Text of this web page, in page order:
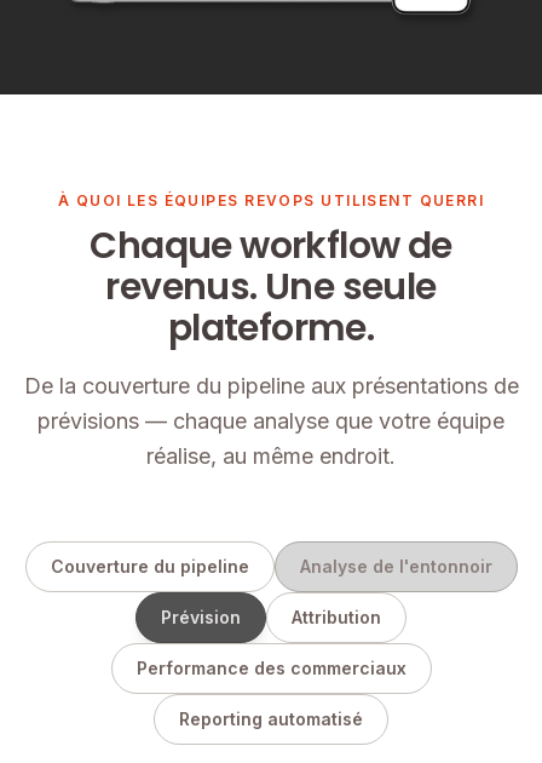
À QUOI LES ÉQUIPES REVOPS UTILISENT QUERRI
Chaque workflow de
revenus. Une seule
plateforme.
De la couverture du pipeline aux présentations de
prévisions — chaque analyse que votre équipe
réalise, au même endroit.
Couverture du pipeline Analyse de l'entonnoir
Prévision Attribution
Performance des commerciaux
Reporting automatisé